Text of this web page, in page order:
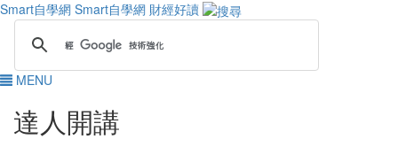
Smart自學網 Smart自學網 財經好讀
MENU
達人開講